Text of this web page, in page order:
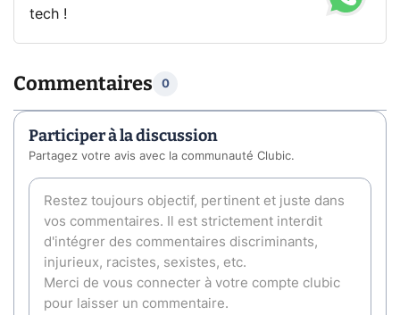
tech !
Commentaires 0
Participer à la discussion
Partagez votre avis avec la communauté Clubic.